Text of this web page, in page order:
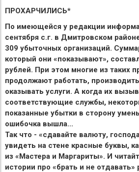
ПРОХАРЧИЛИСЬ*
По имеющейся у редакции
сентября с.г. в Дмитровском
309 убыточных организаций.
который они «показывают»,
рублей. При этом многие из таких
продолжают работать,
оказывать услуги. А когда их
соответствующие службы,
показанные убытки в сторону
ошибочка вышла...
Так что - «сдавайте валюту,
увидеть на стене красные буквы,
из «Мастера и Маргариты». И
истории про «брать и не